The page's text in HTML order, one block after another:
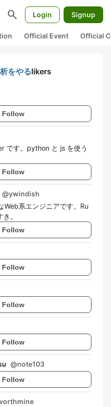
search Login Signup
Official Event Official
をやるlikers
Follow
です。python と js を使う
Follow
@ywindish
Web系エンジニアです。Ru
。
Follow
Follow
Follow
Follow
@note103
Follow